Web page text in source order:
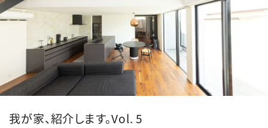
我が家、紹介します。Vol. 5